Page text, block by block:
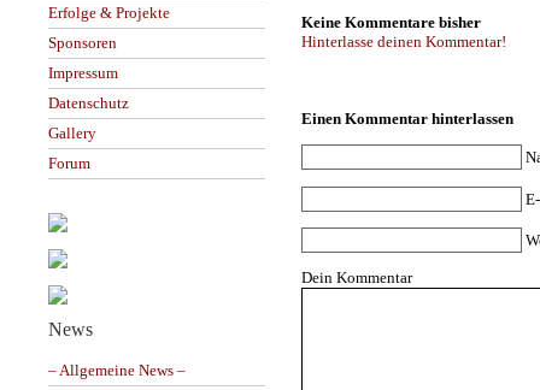
Erfolge & Projekte
Sponsoren
Impressum
Datenschutz
Gallery
Forum
News
– Allgemeine News –
Keine Kommentare bisher
Hinterlasse deinen Kommentar!
Einen Kommentar hinterlassen
Dein Kommentar